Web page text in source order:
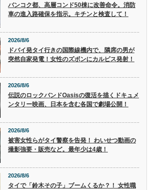
バンコク都、高層コンド50棟に改善命令。消防
車の進入路確保を指示。キチンと検査して！
2026/8/6
ドバイ発タイ行きの国際線機内で、隣席の男が
突然自家発電！女性のズボンにカルピス発射！
2026/8/6
伝説のロックバンドOasisの復活を描くドキュメ
ンタリー映画、日本を含む各国で劇場公開！
2026/8/6
被害女性らがタイ警察を告発！ わいせつ動画の
撮影強要・販売など。最年少は4歳！
2026/8/6
タイで「鈴木その子」ブームくるか？！ 女性職